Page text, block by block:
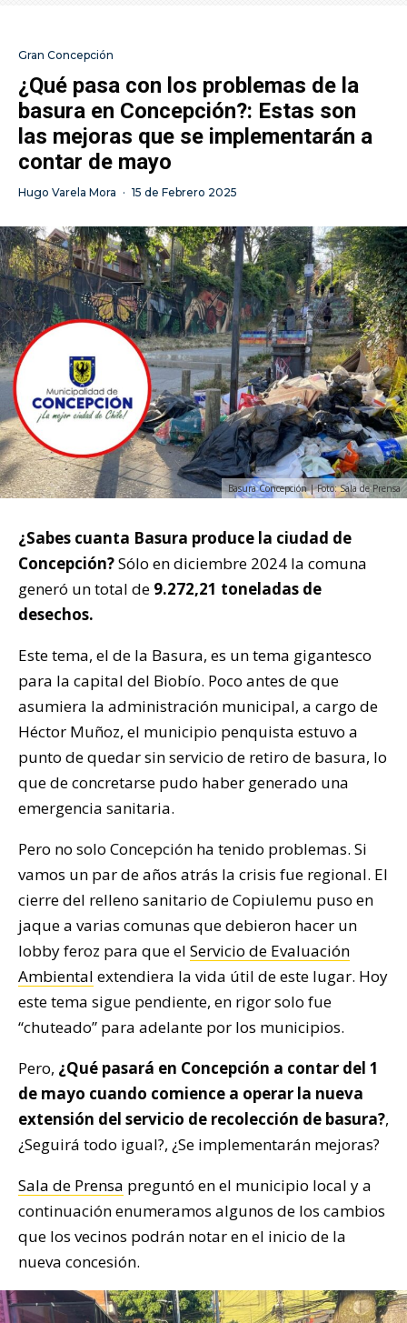
Gran Concepción
¿Qué pasa con los problemas de la
basura en Concepción?: Estas son
las mejoras que se implementarán a
contar de mayo
Hugo Varela Mora · 15 de Febrero 2025
Basura Concepción | Foto: Sala de Prensa
¿Sabes cuanta Basura produce la ciudad de
Concepción?Sólo en diciembre 2024 la comuna
generó un total de 9.272,21 toneladas de
desechos.
Este tema, el de la Basura, es un tema gigantesco
para la capital del Biobío. Poco antes de que
asumiera la administración municipal, a cargo de
Héctor Muñoz, el municipio penquista estuvo a
punto de quedar sin servicio de retiro de basura, lo
que de concretarse pudo haber generado una
emergencia sanitaria.
Pero no solo Concepción ha tenido problemas. Si
vamos un par de años atrás la crisis fue regional. El
cierre del relleno sanitario de Copiulemu puso en
jaque a varias comunas que debieron hacer un
lobby feroz para que el Servicio de Evaluación
Ambiental extendiera la vida útil de este lugar. Hoy
este tema sigue pendiente, en rigor solo fue
“chuteado” para adelante por los municipios.
Pero, ¿Qué pasará en Concepción a contar del 1
de mayo cuando comience a operar la nueva
extensión del servicio de recolección de basura?,
¿Seguirá todo igual?, ¿Se implementarán mejoras?
Sala de Prensa preguntó en el municipio local y a
continuación enumeramos algunos de los cambios
que los vecinos podrán notar en el inicio de la
nueva concesión.